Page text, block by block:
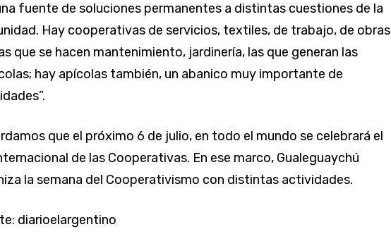
fuente de soluciones permanentes a distintas cuestiones de la
Hay cooperativas de servicios, textiles, de trabajo, de obras
que se hacen mantenimiento, jardinería, las que generan las
hay apícolas también, un abanico muy importante de
que el próximo 6 de julio, en todo el mundo se celebrará el
de las Cooperativas. En ese marco, Gualeguaychú
la semana del Cooperativismo con distintas actividades.
diarioelargentino